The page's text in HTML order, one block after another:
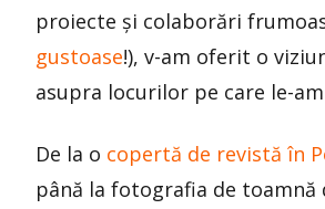
proiecte și colaborări
gustoase!), v-am oferit o
asupra locurilor pe care le-
De la o copertă de revistă în
până la fotografia de toamnă